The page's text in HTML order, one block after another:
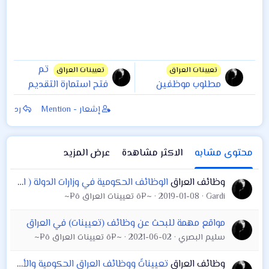
تعيينات العراق
مطلوب موظفين
للعمل في داخل
للمقاولات في
المنصور
تعيينات العراق
تم
فتح استمارة التقديم
على تعيينات مكتب
مفتش العام في
امانة بغداد
إشعار - Mention رد
محتوى مشابه الاكثر مشاهدة
عرض المزيد
وظائف العراقالوظائف الحكومية في وزارات الدولة ( اضغط على الروابط ) مديرية تربية البصرة بابل. المركز المالي المحاسبي دائرة صحة كركوك . محافظة كركوك . زراعة كربلاء
Gardi
2019-01-08 ~¤ô تعيينات العراق ô¤~
مواقع مهمة للبحث عن وظائف (تعيينات) في العراق
سليم البصري 2021-06-02 ~¤ô تعيينات العراق ô¤~
وظائف العراق تعييناتً ووظائف العراق الحكومية والأهلية